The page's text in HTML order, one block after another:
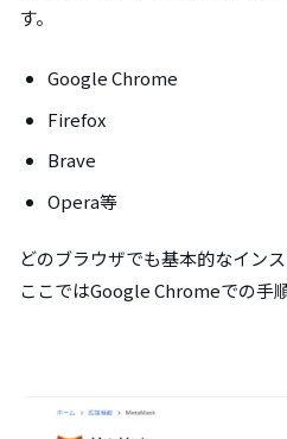
す。
Google Chrome
Firefox
Brave
Opera等
どのブラウザでも基本的なイン
ここではGoogle Chromeでの手